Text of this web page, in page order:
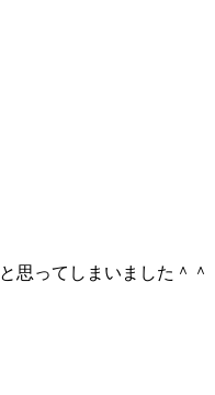
と思ってしまいました＾＾